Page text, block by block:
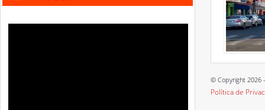
© Copyright 2026
Política de